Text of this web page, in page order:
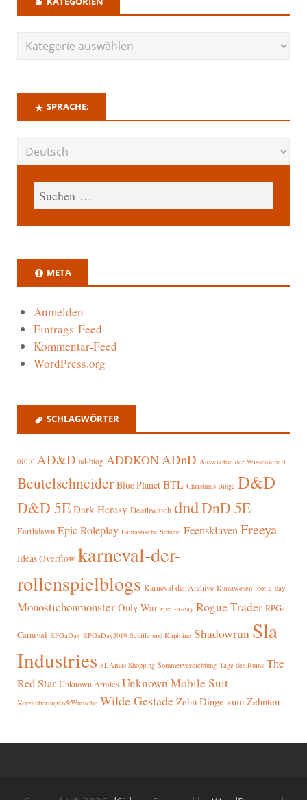
SPRACHE:
META
Anmelden
Eintrags-Feed
Kommentar-Feed
WordPress.org
SCHLAGWÖRTER
01010 AD&D ad-blog ADDKON ADnD Auswüchse der Wissenschaft
Beutelschneider Blue Planet BTL Christmas Binge D&D
D&D 5E Dark Heresy Deathwatch dndDnD 5E
Earthdawn Epic Roleplay Fantastische Schuhe FeensklavenFreeya
Ideas Overflow karneval-der-
rollenspielblogs Karneval der Archive Kunstwesen loot-a-day
Monostichonmonster Only War rival-a-day Rogue Trader RPG-
Carnival RPGaDay RPGaDay2019 Schiffe und Kapitäne Shadowrun Sla
Industries SLAmas Shopping Sommerverdichtung Tage des Ruins The
Red Star Unknown Armies Unknown Mobile Suit
Verzauberungen&Wünsche Wilde Gestade Zehn Dinge zum Zehnten